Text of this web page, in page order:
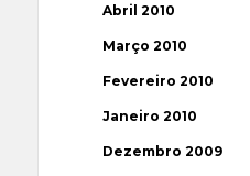
Abril 2010
Março 2010
Fevereiro 2010
Janeiro 2010
Dezembro 2009